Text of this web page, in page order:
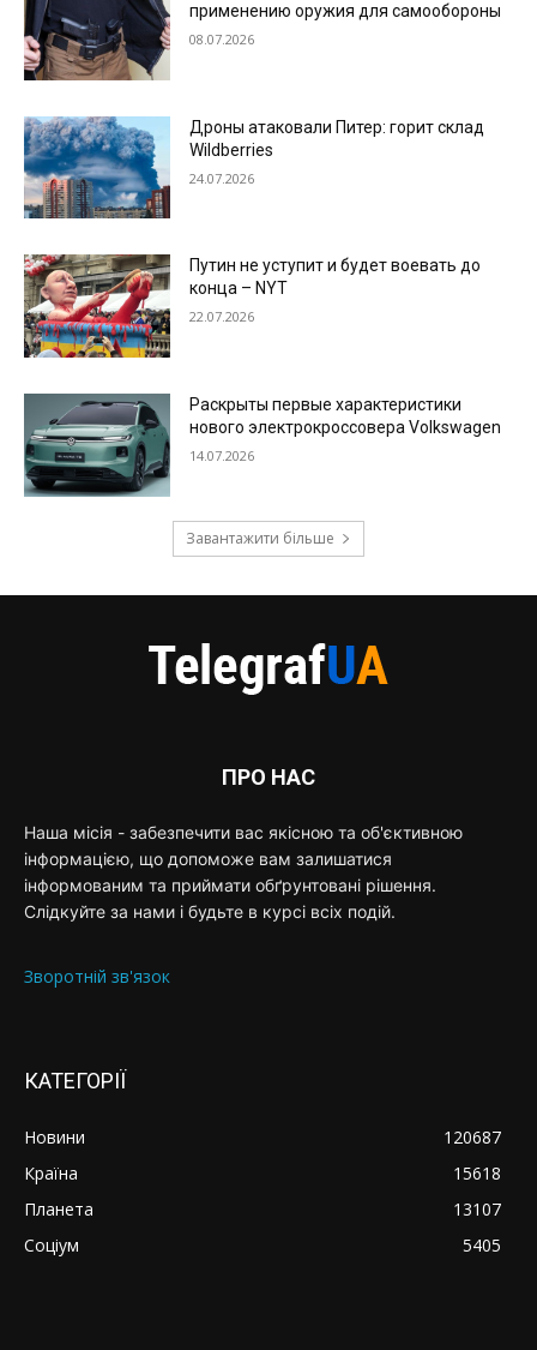
применению оружия для самообороны
08.07.2026
Дроны атаковали Питер: горит склад
Wildberries
24.07.2026
Путин не уступит и будет воевать до
конца – NYT
22.07.2026
Раскрыты первые характеристики
нового электрокроссовера Volkswagen
14.07.2026
Завантажити більше
ПРО НАС
Наша місія - забезпечити вас якісною та об'єктивною
інформацією, що допоможе вам залишатися
інформованим та приймати обґрунтовані рішення.
Слідкуйте за нами і будьте в курсі всіх подій.
Зворотній зв'язок
КАТЕГОРІЇ
Новини
120687
Країна
15618
Планета
13107
Соціум
5405